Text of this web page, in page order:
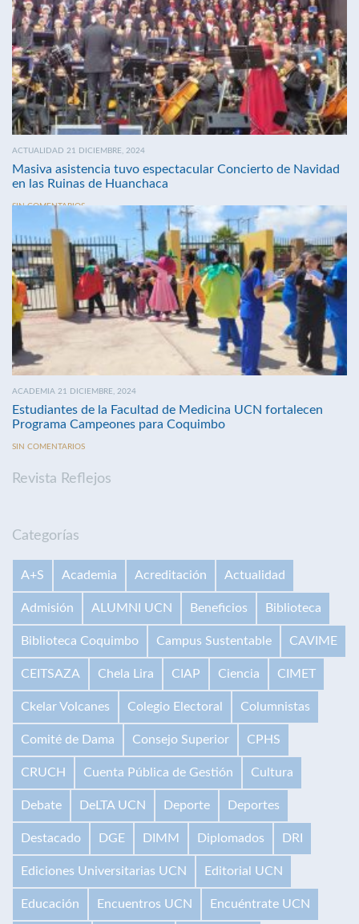
ACTUALIDAD 21 DICIEMBRE, 2024
Masiva asistencia tuvo espectacular Concierto de Navidad
en las Ruinas de Huanchaca
SIN COMENTARIOS
ACADEMIA 21 DICIEMBRE, 2024
Estudiantes de la Facultad de Medicina UCN fortalecen
Programa Campeones para Coquimbo
SIN COMENTARIOS
Revista Reflejos
Categorías
A+S Academia Acreditación Actualidad
Admisión ALUMNI UCN Beneficios Biblioteca
Biblioteca Coquimbo Campus Sustentable CAVIME
CEITSAZA Chela Lira CIAP Ciencia CIMET
Ckelar Volcanes Colegio Electoral Columnistas
Comité de Dama Consejo Superior CPHS
CRUCH Cuenta Pública de Gestión Cultura
Debate DeLTA UCN Deporte Deportes
Destacado DGE DIMM Diplomados DRI
Ediciones Universitarias UCN Editorial UCN
Educación Encuentros UCN Encuéntrate UCN